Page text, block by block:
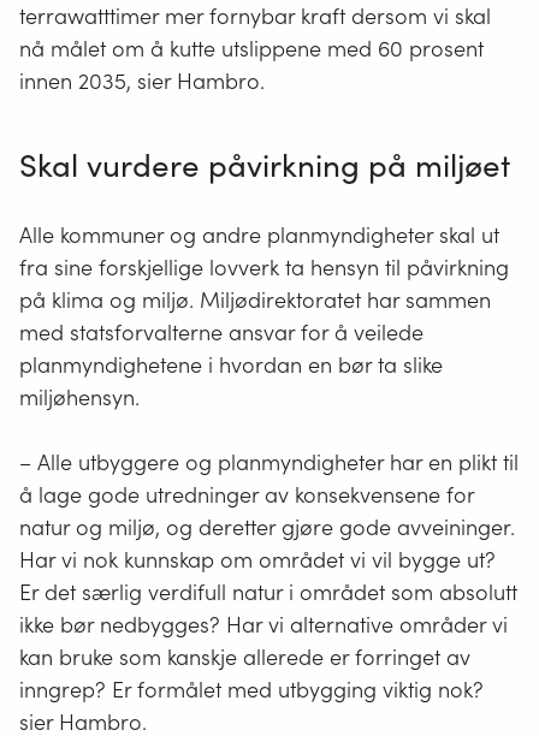
terrawatttimer mer fornybar kraft dersom vi skal
nå målet om å kutte utslippene med 60 prosent
innen 2035, sier Hambro.
Skal vurdere påvirkning på miljøet
Alle kommuner og andre planmyndigheter skal ut
fra sine forskjellige lovverk ta hensyn til påvirkning
på klima og miljø. Miljødirektoratet har sammen
med statsforvalterne ansvar for å veilede
planmyndighetene i hvordan en bør ta slike
miljøhensyn.
– Alle utbyggere og planmyndigheter har en plikt til
å lage gode utredninger av konsekvensene for
natur og miljø, og deretter gjøre gode avveininger.
Har vi nok kunnskap om området vi vil bygge ut?
Er det særlig verdifull natur i området som absolutt
ikke bør nedbygges? Har vi alternative områder vi
kan bruke som kanskje allerede er forringet av
inngrep? Er formålet med utbygging viktig nok?
sier Hambro.